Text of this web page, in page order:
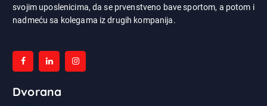
svojim uposlenicima, da se prvenstveno bave sportom, a potom i
nadmeću sa kolegama iz drugih kompanija.
Dvorana